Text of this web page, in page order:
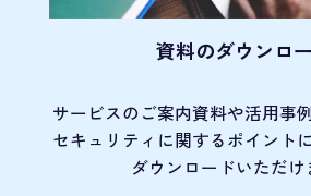
資料のダウンロ
サービスのご案内資料や活用事例
セキュリティに関するポイント
ダウンロードいただけ